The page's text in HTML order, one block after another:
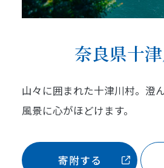
奈良県十
山々に囲まれた十津川村。澄
風景に心がほどけます。
寄附する